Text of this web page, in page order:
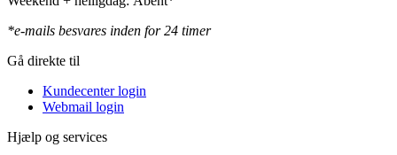
*e-mails besvares inden for 24 timer
Gå direkte til
Kundecenter login
Webmail login
Hjælp og services